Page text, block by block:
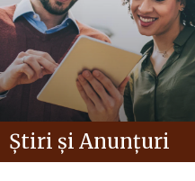
Știri și Anunțuri